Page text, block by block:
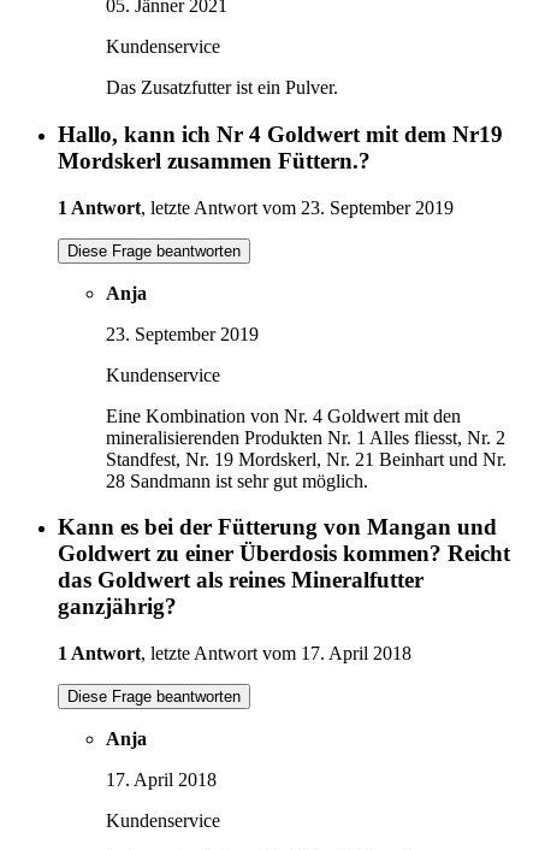
05. Jänner 2021
Kundenservice
Das Zusatzfutter ist ein Pulver.
Hallo, kann ich Nr 4 Goldwert mit dem Nr19
Mordskerl zusammen Füttern.?
1 Antwort, letzte Antwort vom 23. September 2019
Diese Frage beantworten
Anja
23. September 2019
Kundenservice
Eine Kombination von Nr. 4 Goldwert mit den
mineralisierenden Produkten Nr. 1 Alles fliesst, Nr. 2
Standfest, Nr. 19 Mordskerl, Nr. 21 Beinhart und Nr.
28 Sandmann ist sehr gut möglich.
Kann es bei der Fütterung von Mangan und
Goldwert zu einer Überdosis kommen? Reicht
das Goldwert als reines Mineralfutter
ganzjährig?
1 Antwort, letzte Antwort vom 17. April 2018
Diese Frage beantworten
Anja
17. April 2018
Kundenservice